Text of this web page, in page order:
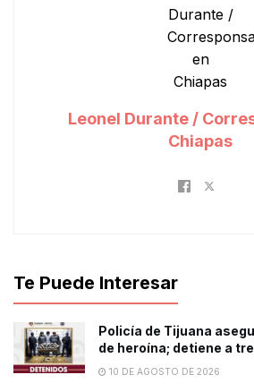
Leonel Durante /
Chiapas
Te Puede Interesar
Policía de Tijuana
de heroína; detiene a
10 DE AGOSTO DE 2026